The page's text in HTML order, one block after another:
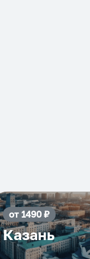
от1490₽
Казань